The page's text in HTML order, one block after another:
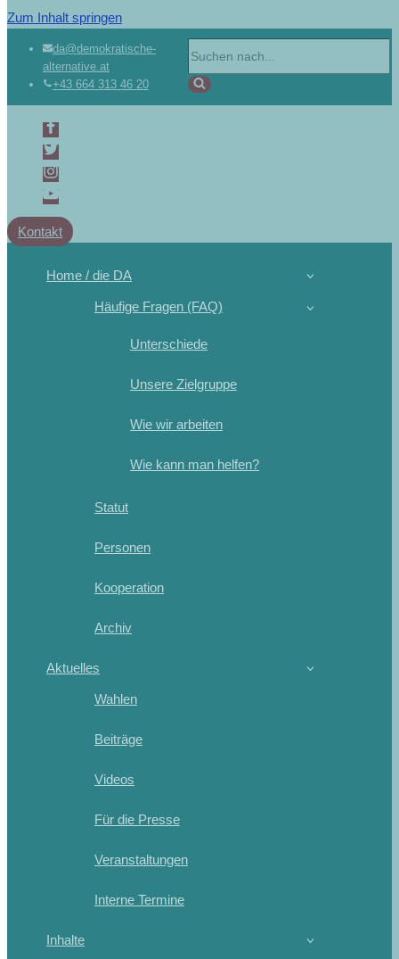
Zum Inhalt springen
da@demokratische-
alternative.at
+43 664 313 46 20
Kontakt
Home / die DA
Häufige Fragen (FAQ)
Unterschiede
Unsere Zielgruppe
Wie wir arbeiten
Wie kann man helfen?
Statut
Personen
Kooperation
Archiv
Aktuelles
Wahlen
Beiträge
Videos
Für die Presse
Veranstaltungen
Interne Termine
Inhalte